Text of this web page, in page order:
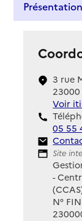
Présentation
3 rue
Voir
05 55
Site
Site
-
N°